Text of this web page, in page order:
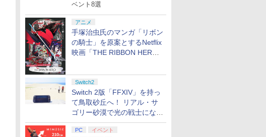
ベント8選
アニメ
手塚治虫氏のマンガ「リボン
の騎士」を原案とするNetflix
映画「THE RIBBON HERO
Switch2
Switch 2版「FFXIV」を持っ
て鳥取砂丘へ！ リアル・サ
ゴリー砂漠で光の戦士になっ
てみた
PC
イベント